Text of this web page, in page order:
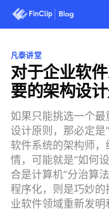
凡泰讲堂
对于企业软
要的架构设
如果只能挑选一个
设计原则，那必定是
软件系统的架构师
情，可能就是“如何
合是计算机”分治算
程序化，则是巧妙
业软件领域重新发